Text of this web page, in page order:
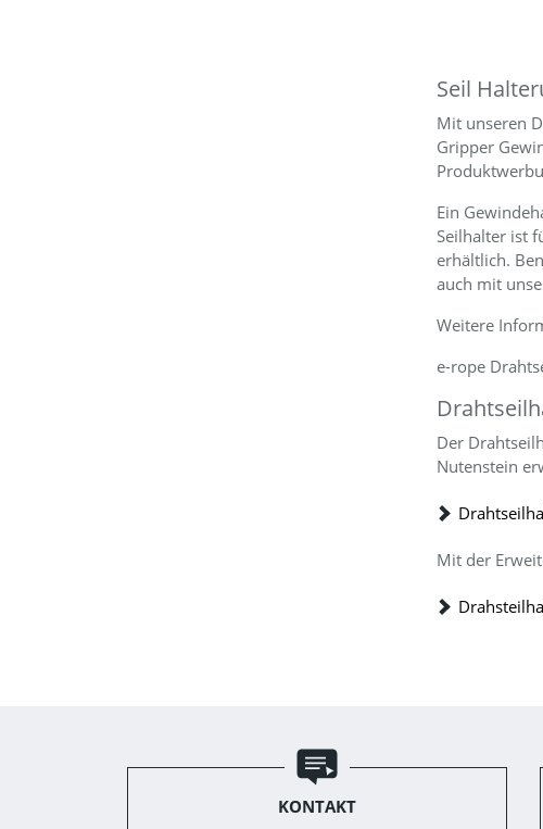
Seil
Mit unseren
Gripper
Ein
Seilhalter ist
erhältlich.
auch mit
Weitere
e-rope
Der
Nutenstein
Mit der
KONTAKT